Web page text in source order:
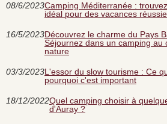
08/6/2023Camping Méditerranée :
idéal pour des vacances
16/5/2023Découvrez le charme du Pays
Séjournez dans un camping
nature
03/3/2023L'essor du slow tourisme : Ce
pourquoi c'est important
18/12/2022Quel camping choisir à
d'Auray ?